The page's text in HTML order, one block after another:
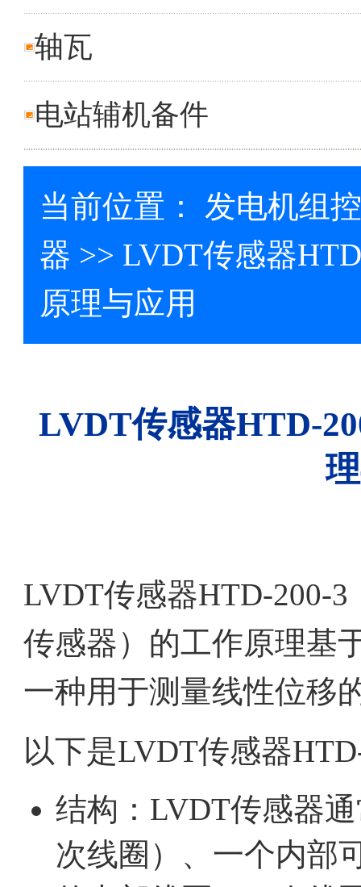
轴瓦
电站辅机备件
当前位置： 发电机组
器 >> LVDT传感器
原理与应用
LVDT传感器HTD-
LVDT传感器HTD-200-
传感器）的工作原理基
一种用于测量线性位移
以下是LVDT传感器
结构：LVDT传感器
次线圈）、一个内部